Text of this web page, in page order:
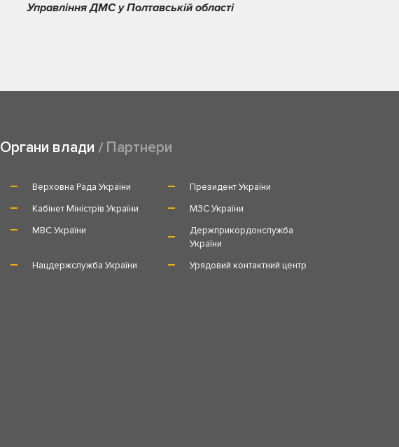
Управління ДМС у Полтавській області
Органи влади Партнери
Верховна Рада України
Президент України
Кабінет Міністрів України
МЗС України
МВС України
Держприкордонслужба
України
Нацдержслужба України
Урядовий контактний центр